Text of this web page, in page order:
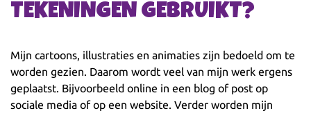
TEKENINGEN GEBRUIKT?
Mijn cartoons, illustraties en animaties zijn bedoeld om te
worden gezien. Daarom wordt veel van mijn werk ergens
geplaatst. Bijvoorbeeld online in een blog of post op
sociale media of op een website. Verder worden mijn